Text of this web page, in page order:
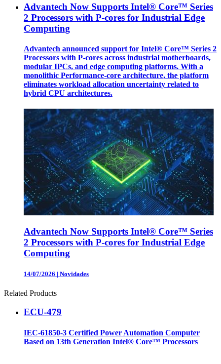
Advantech Now Supports Intel® Core™ Series
2 Processors with P-cores for Industrial Edge
Computing
Advantech announced support for Intel® Core™ Series 2
Processors with P-cores across industrial motherboards,
modular IPCs, and edge computing platforms. With a
monolithic Performance-core architecture, the platform
eliminates workload allocation uncertainty related to
hybrid CPU architectures.
Advantech Now Supports Intel® Core™ Series
2 Processors with P-cores for Industrial Edge
Computing
14/07/2026 | Novidades
Related Products
ECU-479
IEC-61850-3 Certified Power Automation Computer
Based on 13th Generation Intel® Core™ Processors